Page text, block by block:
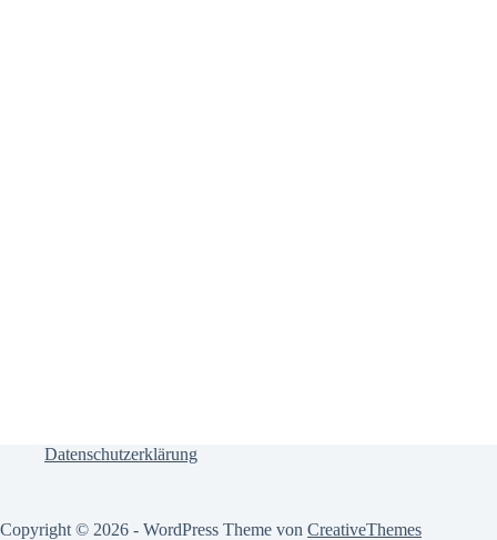
Datenschutzerklärung
Copyright © 2026 - WordPress Theme von CreativeThemes